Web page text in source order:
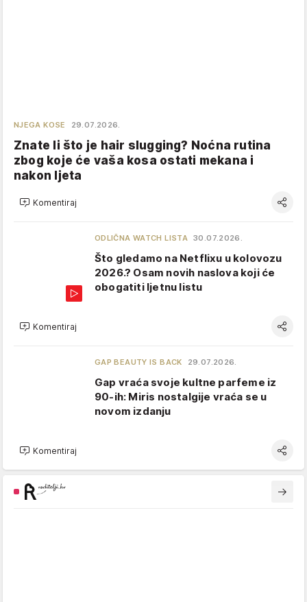
NJEGA KOSE 29.07.2026.
Znate li što je hair slugging? Noćna rutina
zbog koje će vaša kosa ostati mekana i
nakon ljeta
Komentiraj
ODLIČNA WATCH LISTA 30.07.2026.
Što gledamo na Netflixu u kolovozu
2026.? Osam novih naslova koji će
obogatiti ljetnu listu
Komentiraj
GAP BEAUTY IS BACK 29.07.2026.
Gap vraća svoje kultne parfeme iz
90-ih: Miris nostalgije vraća se u
novom izdanju
Komentiraj